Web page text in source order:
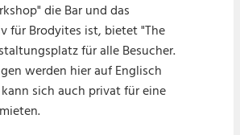
die Bar und das
für Brodyites ist, bietet "The
für alle Besucher.
werden hier auf Englisch
sich auch privat für eine